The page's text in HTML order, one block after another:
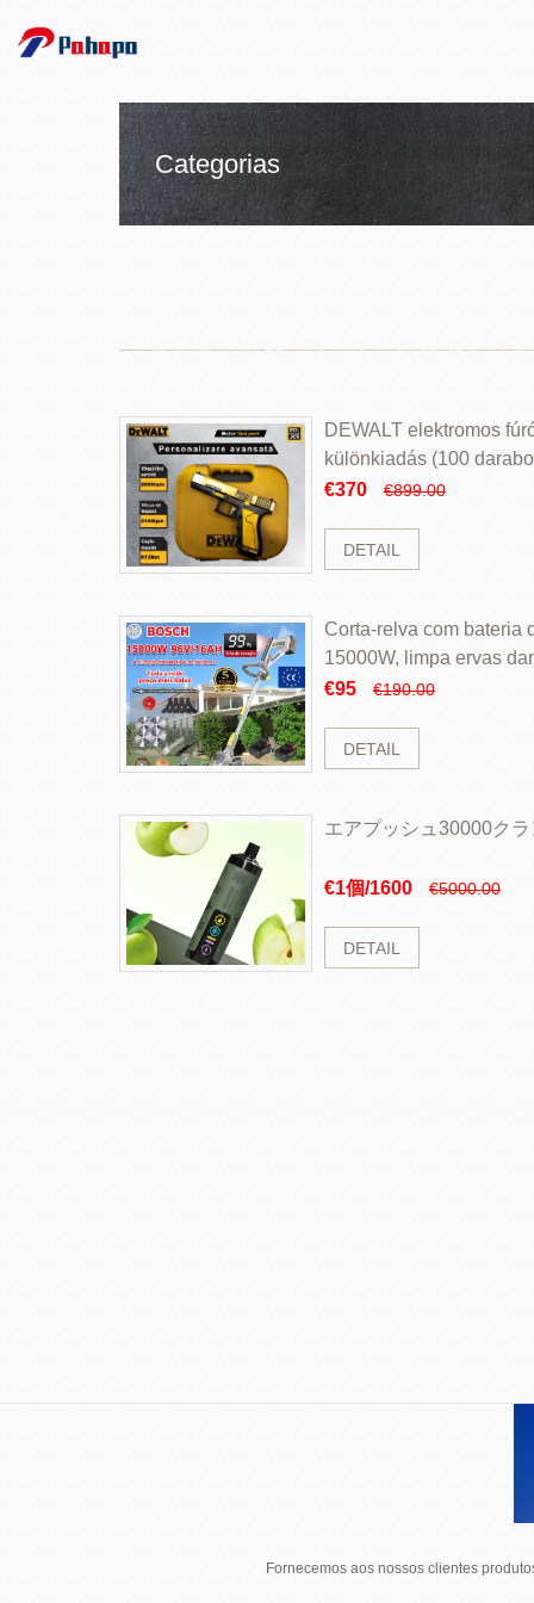
Categorias
DEWALT elektromos
különkiadás (100
€370
€899.00
DETAIL
Corta-relva com bateria
15000W, limpa ervas
rapidamente
€95 €190.00
DETAIL
エアプッシュ30000ク
€1個/1600 €5000.00
DETAIL
Fornecemos aos nossos clientes